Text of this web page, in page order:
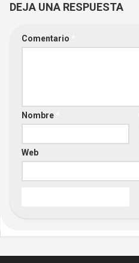
DEJA UNA RESPUESTA
Comentario
Nombre
Web